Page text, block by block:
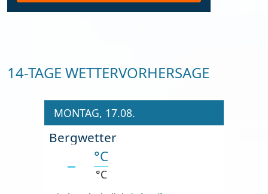
14-TAGE WETTERVORHERSAGE
MONTAG, 17.08.
Bergwetter
°C
°C